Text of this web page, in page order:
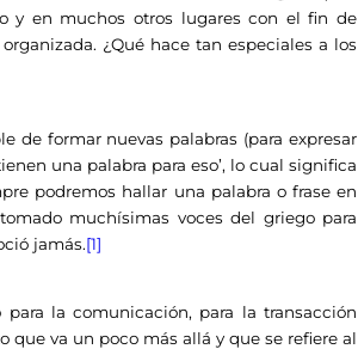
y en muchos otros lugares con el fin de
¿Qué hace tan especiales a los
de formar nuevas palabras (para expresar
una palabra para eso’, lo cual significa
podremos hallar una palabra o frase en
muchísimas voces del griego para
jamás.[1]
la comunicación, para la transacción
va un poco más allá y que se refiere al